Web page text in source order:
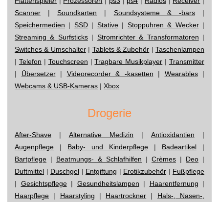
Scanner |Soundkarten | Soundsysteme & -bars|
Speichermedien | SSD| Stative| Stoppuhren & Wecker|
Streaming & Surfsticks| Stromrichter & Transformatoren |
Switches & Umschalter| Tablets & Zubehör | Taschenlampen
| Telefon | Touchscreen |Tragbare Musikplayer | Transmitter
| Übersetzer| Videorecorder & -kasetten | Wearables|
Webcams & USB-Kameras | Xbox
Drogerie
After-Shave | Alternative Medizin | Antioxidantien |
Augenpflege | Baby- und Kinderpflege | Badeartikel |
Bartpflege | Beatmungs- & Schlafhilfen | Crèmes | Deo |
Duftmittel | Duschgel | Entgiftung | Erotikzubehör | Fußpflege
| Gesichtspflege| Gesundheitslampen | Haarentfernung |
Haarpflege | Haarstyling | Haartrockner | Hals-, Nasen-,